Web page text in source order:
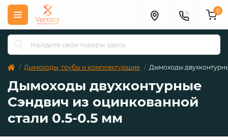
0
Дымоходы, трубы и комплектующие Дымоходы
Дымоходы двухконтурные
Сэндвич из оцинкованной
стали 0.5-0.5 мм